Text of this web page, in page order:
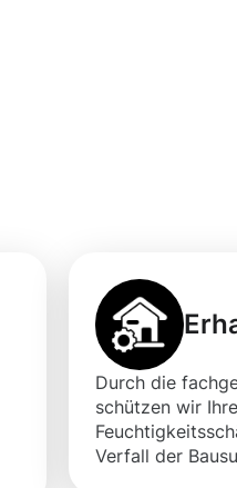
Durch die
schützen wir
Verfall der